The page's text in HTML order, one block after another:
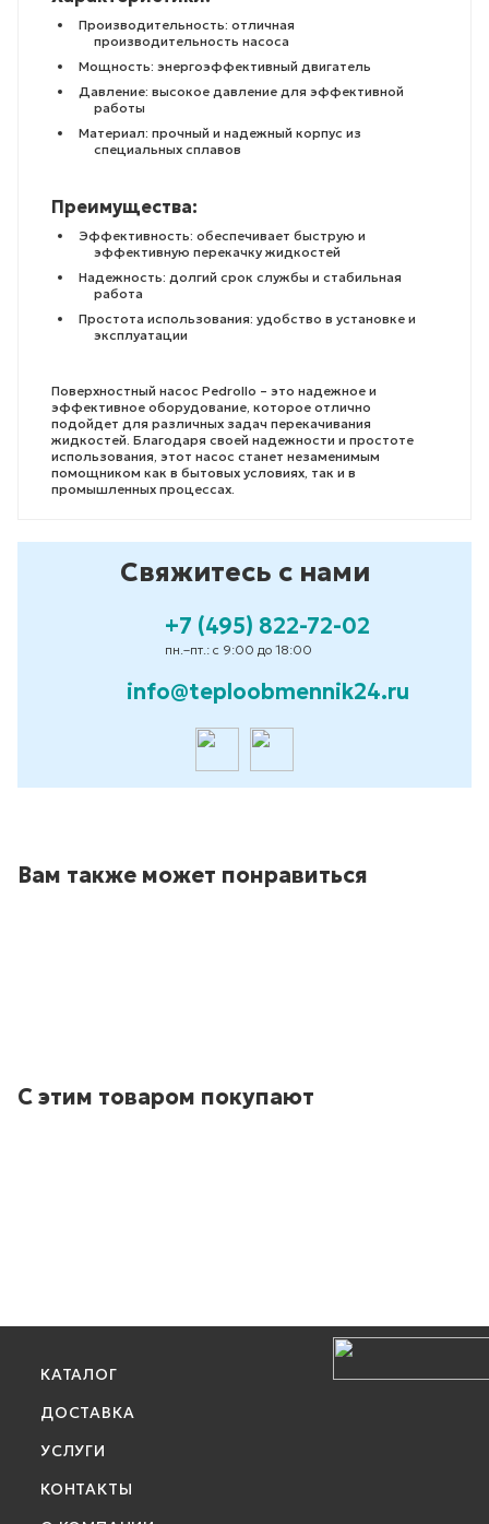
Производительность: отличная
производительность насоса
Мощность: энергоэффективный двигатель
Давление: высокое давление для эффективной
работы
Материал: прочный и надежный корпус из
специальных сплавов
Преимущества:
Эффективность: обеспечивает быструю и
эффективную перекачку жидкостей
Надежность: долгий срок службы и стабильная
работа
Простота использования: удобство в установке и
эксплуатации
Поверхностный насос Pedrollo – это надежное и
эффективное оборудование, которое отлично
подойдет для различных задач перекачивания
жидкостей. Благодаря своей надежности и простоте
использования, этот насос станет незаменимым
помощником как в бытовых условиях, так и в
промышленных процессах.
Свяжитесь с нами
+7 (495) 822-72-02
пн.–пт.: с 9:00 до 18:00
info@teploobmennik24.ru
Вам также может понравиться
С этим товаром покупают
КАТАЛОГ
ДОСТАВКА
УСЛУГИ
КОНТАКТЫ